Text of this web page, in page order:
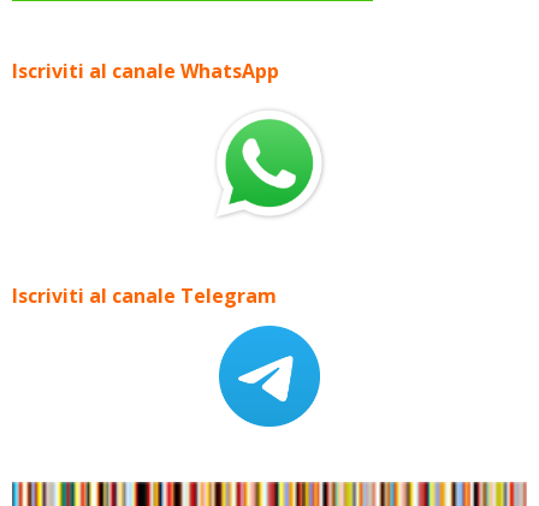
Iscriviti al canale WhatsApp
Iscriviti al canale Telegram